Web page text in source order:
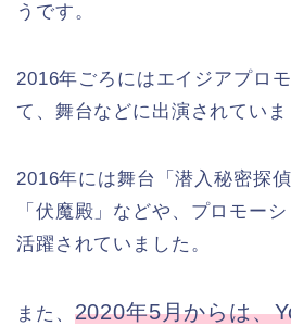
うです。
2016年ごろにはエイジアプロ
て、舞台などに出演されていま
2016年には舞台「潜入秘密探
「伏魔殿」などや、プロモー
活躍されていました。
また、 2020年5月からは、